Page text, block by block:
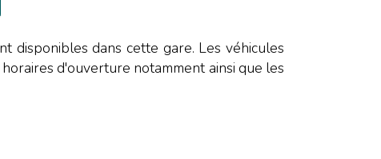
disponibles dans cette gare. Les véhicules
d'ouverture notamment ainsi que les